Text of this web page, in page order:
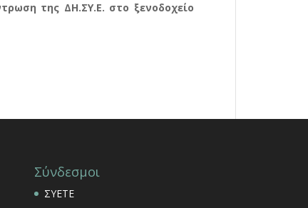
της ΔΗ.ΣΥ.Ε. στο ξενοδοχείο
Σύνδεσμοι
ΣΥΕΤΕ